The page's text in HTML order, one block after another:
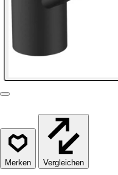
Vergleichen